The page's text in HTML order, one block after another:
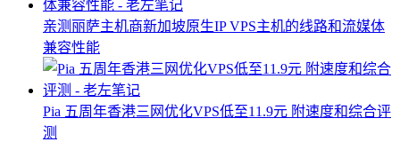
亲测丽萨主机商新加坡原生IP VPS主机的线路和流媒体
兼容性能
Pia 五周年香港三网优化VPS低至11.9元 附速度和综合评
测